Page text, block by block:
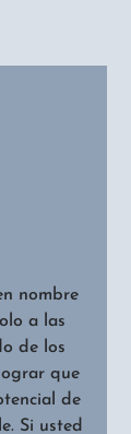
nombre
a las
de los
que
de
Si usted